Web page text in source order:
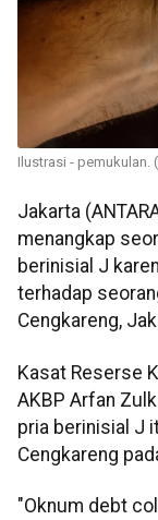
Ilustrasi - pemukulan.
Jakarta
menangkap
berinisial J
terhadap
Cengkareng,
Kasat Reserse
AKBP Arfan
pria berinisial J
Cengkareng
"Oknum debt